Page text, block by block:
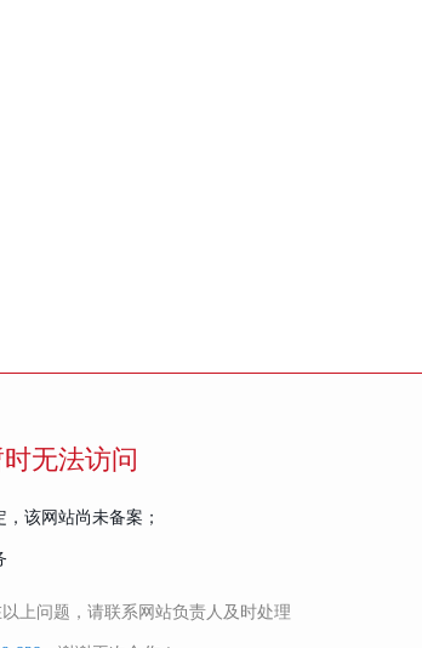
无法访问
该网站尚未备案；
上问题，请联系网站负责人及时处理